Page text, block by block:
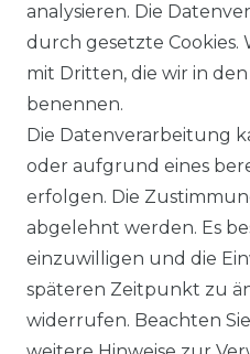
und Tat zur
dass Sie die
Ihre Bedürfnisse
Qualität:
renommierten
sicherzustellen,
Kühlen oder
Langlebigkeit
Stilvolles
Klimakontrolle
Stils gehen
analysieren. Die
durch gesetzte Cookies.
mit Dritten, die wir in
benennen.
Die Datenverarbeitung
oder aufgrund eines
erfolgen. Die
abgelehnt werden. Es
einzuwilligen und die
späteren Zeitpunkt zu
widerrufen. Beachten